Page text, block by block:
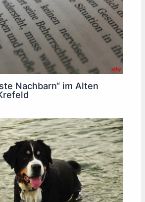
Nachbarn“ im Alten